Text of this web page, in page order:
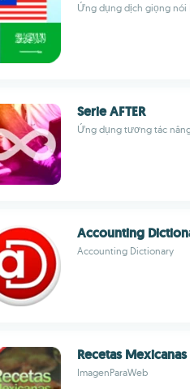
Ứng dụng dịch giọng nói
Serie AFTER
Ứng dụng tương tác
Accounting
Accounting Dictionary
Recetas
ImagenParaWeb